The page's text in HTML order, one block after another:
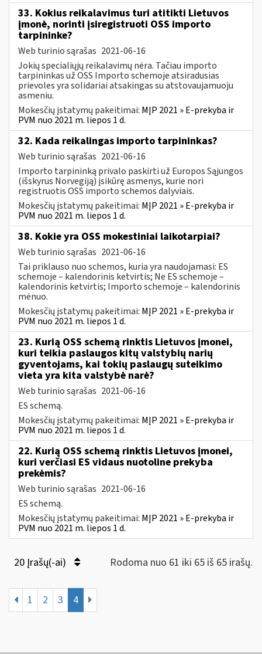
33. Kokius reikalavimus turi atitikti Lietuvos
įmonė, norinti įsiregistruoti OSS importo
tarpininke?
Web turinio sąrašas 2021-06-16
Jokių specialiųjų reikalavimų nėra. Tačiau importo
tarpininkas už OSS Importo schemoje atsiradusias
prievoles yra solidariai atsakingas su atstovaujamuoju
asmeniu.
Mokesčių įstatymų pakeitimai: MĮP 2021 » E-prekyba ir
PVM nuo 2021 m. liepos 1 d.
32. Kada reikalingas importo tarpininkas?
Web turinio sąrašas 2021-06-16
Importo tarpininką privalo paskirti už Europos Sąjungos
(išskyrus Norvegiją) įsikūrę asmenys, kurie nori
registruotis OSS importo schemos dalyviais.
Mokesčių įstatymų pakeitimai: MĮP 2021 » E-prekyba ir
PVM nuo 2021 m. liepos 1 d.
38. Kokie yra OSS mokestiniai laikotarpiai?
Web turinio sąrašas 2021-06-16
Tai priklauso nuo schemos, kuria yra naudojamasi: ES
schemoje – kalendorinis ketvirtis; Ne ES schemoje –
kalendorinis ketvirtis; Importo schemoje – kalendorinis
mėnuo.
Mokesčių įstatymų pakeitimai: MĮP 2021 » E-prekyba ir
PVM nuo 2021 m. liepos 1 d.
23. Kurią OSS schemą rinktis Lietuvos įmonei,
kuri teikia paslaugos kitų valstybių narių
gyventojams, kai tokių paslaugų suteikimo
vieta yra kita valstybė narė?
Web turinio sąrašas 2021-06-16
ES schemą.
Mokesčių įstatymų pakeitimai: MĮP 2021 » E-prekyba ir
PVM nuo 2021 m. liepos 1 d.
22. Kurią OSS schemą rinktis Lietuvos įmonei,
kuri verčiasi ES vidaus nuotoline prekyba
prekėmis?
Web turinio sąrašas 2021-06-16
ES schemą.
Mokesčių įstatymų pakeitimai: MĮP 2021 » E-prekyba ir
PVM nuo 2021 m. liepos 1 d.
20 Įrašų(-ai) Rodoma nuo 61 iki 65 iš 65 irašų.
1 2 3 4